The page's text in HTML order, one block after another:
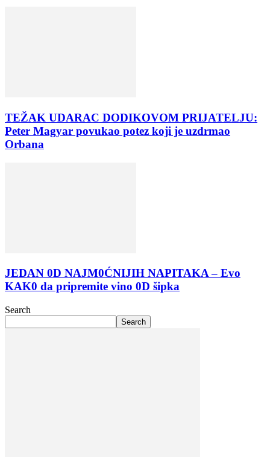
TEŽAK UDARAC DODIKOVOM PRIJATELJU:
Peter Magyar povukao potez koji je uzdrmao
Orbana
JEDAN 0D NAJM0ĆNIJIH NAPITAKA – Evo
KAK0 da pripremite vino 0D šipka
Search
Search